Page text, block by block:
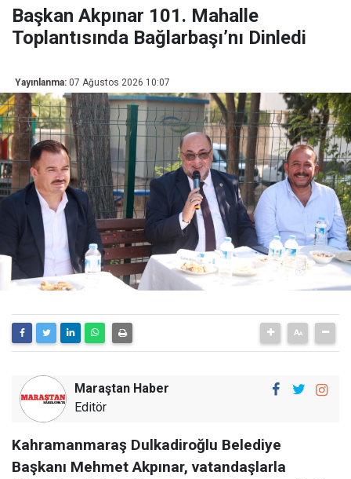
Başkan Akpınar 101. Mahalle
Toplantısında Bağlarbaşı’nı Dinledi
Yayınlanma: 07 Ağustos 2026 10:07
Maraştan Haber
Editör
Kahramanmaraş Dulkadiroğlu Belediye
Başkanı Mehmet Akpınar, vatandaşlarla